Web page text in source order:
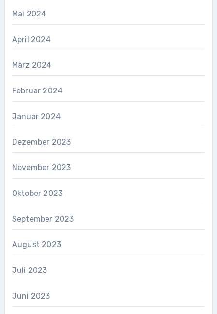
Mai 2024
April 2024
März 2024
Februar 2024
Januar 2024
Dezember 2023
November 2023
Oktober 2023
September 2023
August 2023
Juli 2023
Juni 2023